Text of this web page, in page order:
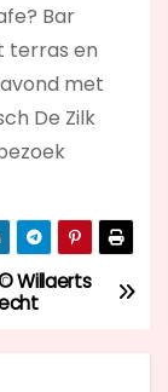
Bar
terras en
met
De Zilk
Willaerts